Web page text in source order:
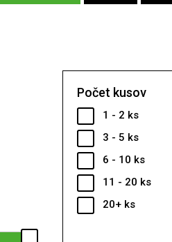
Počet kusov
1 - 2 ks
3 - 5 ks
6 - 10 ks
11 - 20 ks
20+ ks